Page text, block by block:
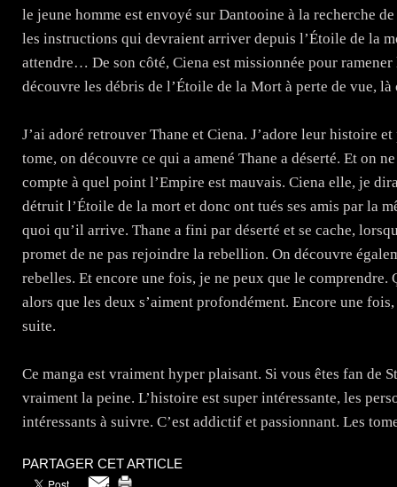
le jeune homme est envoyé sur Dantooine à la recherche
les instructions qui devraient arriver depuis l’Étoile de la
attendre… De son côté, Ciena est missionnée pour
découvre les débris de l’Étoile de la Mort à perte de vue, là
J’ai adoré retrouver Thane et Ciena. J’adore leur histoire
tome, on découvre ce qui a amené Thane a déserté. Et on
compte à quel point l’Empire est mauvais. Ciena elle, je
détruit l’Étoile de la mort et donc ont tués ses amis par la
quoi qu’il arrive. Thane a fini par déserté et se cache,
promet de ne pas rejoindre la rebellion. On découvre
rebelles. Et encore une fois, je ne peux que le
alors que les deux s’aiment profondément. Encore une
suite.
Ce manga est vraiment hyper plaisant. Si vous êtes fan de
vraiment la peine. L’histoire est super intéressante, les
intéressants à suivre. C’est addictif et passionnant. Les
PARTAGER CET ARTICLE